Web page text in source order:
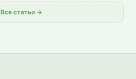
Все статьи →